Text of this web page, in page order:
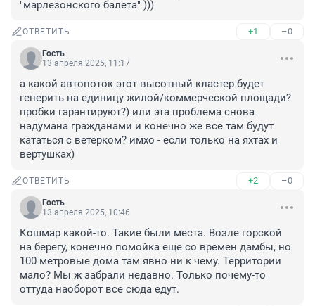
"марлезонского балета" )))
ОТВЕТИТЬ +1 –0
Гость
13 апреля 2025, 11:17
а какой автопоток этот высотный кластер будет
генерить на единицу жилой/коммерческой площади?
пробки гарантируют?) или эта проблема снова
надумана гражданами и конечно же все там будут
кататься с ветерком? имхо - если только на яхтах и
вертушках)
ОТВЕТИТЬ +2 –0
Гость
13 апреля 2025, 10:46
Кошмар какой-то. Такие были места. Возле горской
на берегу, конечно помойка еще со времен дамбы, но
100 метровые дома там явно ни к чему. Территории
мало? Мы ж забрали недавно. Только почему-то
оттуда наоборот все сюда едут.